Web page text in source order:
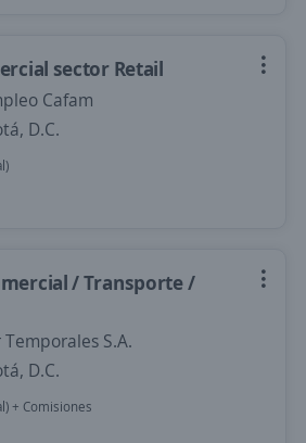
sector Retail
Cafam
D.C.
/ Transporte /
S.A.
D.C.
+ Comisiones